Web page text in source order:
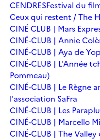
CENDRESFestival du
Ceux qui restent / The
CINÉ CLUB | Mars
CINÉ-CLUB | Annie
CINÉ-CLUB | Aya de
CINÉ-CLUB | L'Année
Pommeau)
CINÉ-CLUB | Le
l'association SaFra
CINÉ-CLUB | Les
CINÉ-CLUB | Marcello
CINÉ-CLUB | The